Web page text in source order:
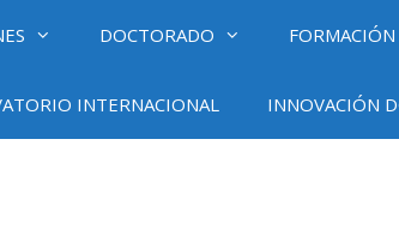
DOCTORADO
INTERNACIONAL INNOVACIÓN